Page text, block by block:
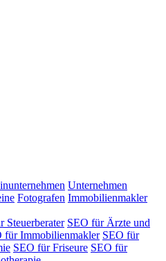
Unternehmen
Fotografen Immobilienmakler
Steuerberater SEO für Ärzte und
für Immobilienmakler SEO für
SEO für Friseure SEO für